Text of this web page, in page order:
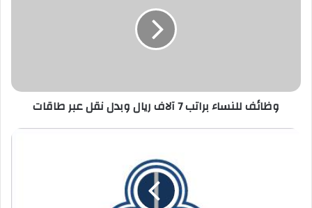
عبر
طاقاتوظائف للنساء براتب 7 آلاف ريال وبدل نقل عبر طاقات
وظائف